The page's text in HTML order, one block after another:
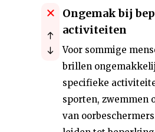
Ongemak bij
activiteiten
Voor sommige
brillen
specifieke
sporten, zwemmen
van